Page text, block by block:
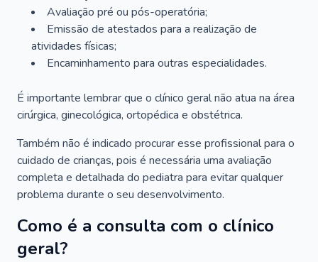
Avaliação pré ou pós-operatória;
Emissão de atestados para a realização de
atividades físicas;
Encaminhamento para outras especialidades.
É importante lembrar que o clínico geral não atua na área
cirúrgica, ginecológica, ortopédica e obstétrica.
Também não é indicado procurar esse profissional para o
cuidado de crianças, pois é necessária uma avaliação
completa e detalhada do pediatra para evitar qualquer
problema durante o seu desenvolvimento.
Como é a consulta com o clínico
geral?